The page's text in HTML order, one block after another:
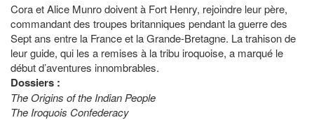
Cora et Alice Munro doivent à Fort Henry, rejoindre leur père,
commandant des troupes britanniques pendant la guerre des
Sept ans entre la France et la Grande-Bretagne. La trahison de
leur guide, qui les a remises à la tribu iroquoise, a marqué le
début d’aventures innombrables.
Dossiers :
The Origins of the Indian People
The Iroquois Confederacy